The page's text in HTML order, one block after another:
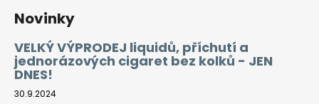
Novinky
VELKÝ VÝPRODEJ liquidů, příchutí a
jednorázových cigaret bez kolků - JEN
DNES!
30.9.2024